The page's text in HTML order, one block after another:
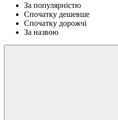
За популярністю
Спочатку дешевше
Спочатку дорожчі
За назвою